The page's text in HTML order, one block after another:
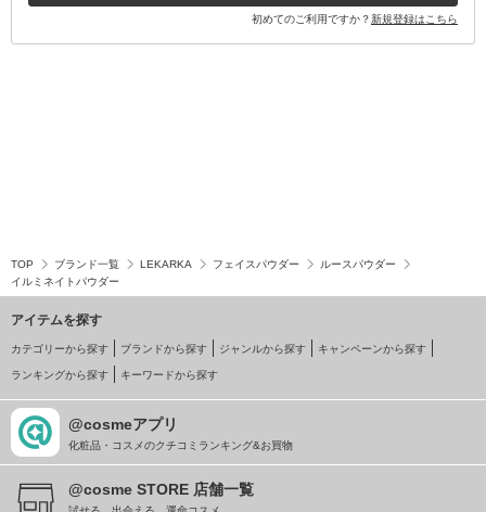
初めてのご利用ですか？新規登録はこちら
TOP ブランド一覧 LEKARKA フェイスパウダー
ルースパウダー
イルミネイトパウダー
アイテムを探す
カテゴリーから探す ブランドから探す ジャンルから探す キャンペーンから探す
ランキングから探す キーワードから探す
@cosmeアプリ
化粧品・コスメのクチコミランキング&お買物
@cosme STORE 店舗一覧